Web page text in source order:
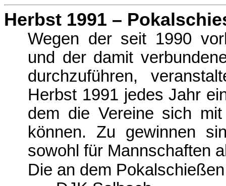
Herbst 1991 –
Wegen der seit 1990
und der damit
durchzu­führen,
Herbst 1991 jedes Jahr
dem die Vereine sich
können. Zu gewinnen
sowohl für Mannschaften
Die an dem